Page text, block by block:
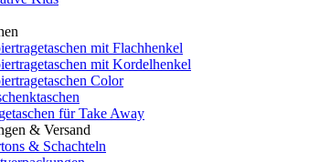
mit Flachhenkel
mit Kordelhenkel
Color
für Take Away
& Versand
& Schachteln